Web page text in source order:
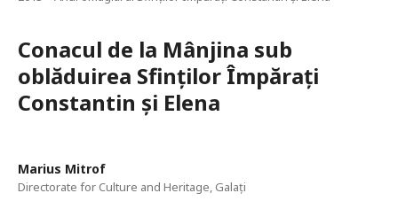
Conacul de la Mânjina sub
oblăduirea Sfinților Împărați
Constantin și Elena
Marius Mitrof
Directorate for Culture and Heritage, Galați